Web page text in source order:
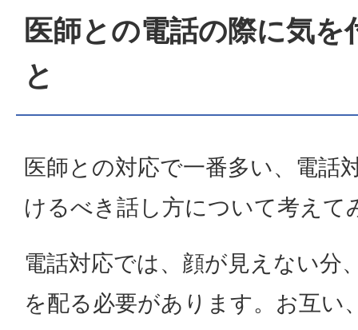
医師との電話の際に気を
と
医師との対応で一番多い、電話
けるべき話し方について考えて
電話対応では、顔が見えない分
を配る必要があります。お互い